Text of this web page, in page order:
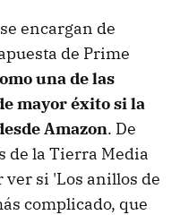
encargan de
de Prime
una de las
mayor éxito si la
Amazon. De
de la Tierra Media
ver si 'Los anillos de
complicado, que